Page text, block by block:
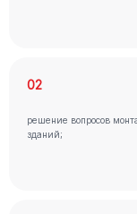
02
решение вопросов
зданий;